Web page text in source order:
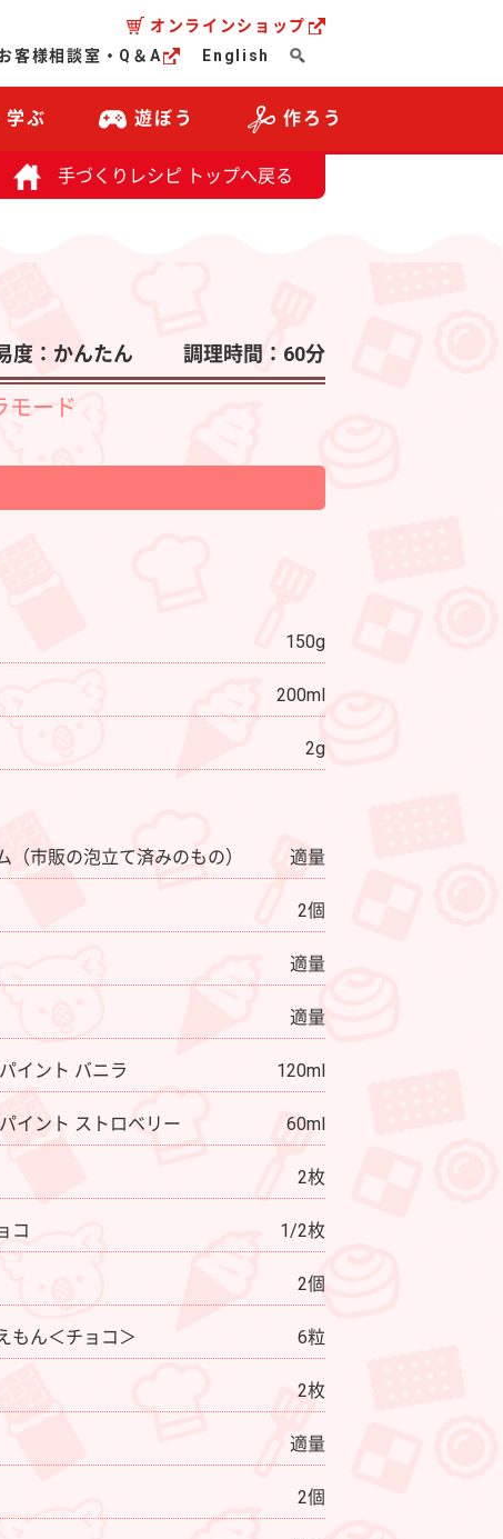
オンラインショップ
客様相談室・Q＆A English
学ぶ 遊ぼう 作ろう
手づくりレシピ トップへ戻る
度：かんたん 調理時間：60分
モード
150g
200ml
2g
（市販の泡立て済みのもの） 適量
2個
適量
適量
イント バニラ 120ml
イント ストロベリー 60ml
2枚
コ 1/2枚
2個
もん＜チョコ＞ 6粒
2枚
適量
2個